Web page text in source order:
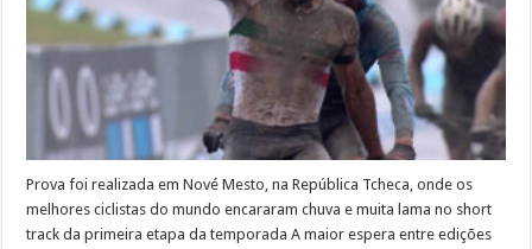
Prova foi realizada em Nové Mesto, na República Tcheca, onde os
melhores ciclistas do mundo encararam chuva e muita lama no short
track da primeira etapa da temporada A maior espera entre edições